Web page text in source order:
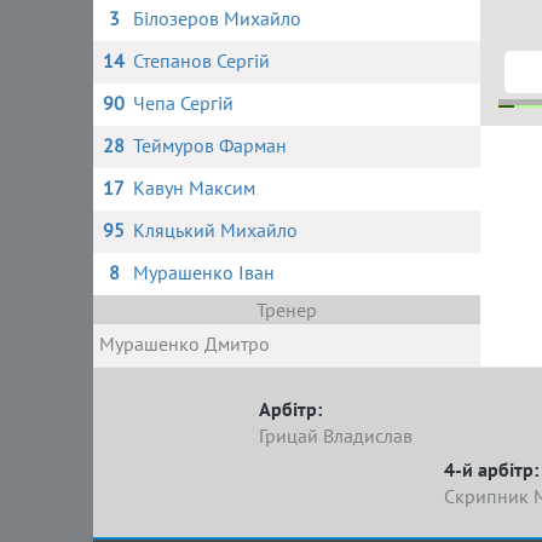
3
Білозеров Михайло
14 Степанов Сергій
90 Чепа Сергій
28 Теймуров Фарман
17 Кавун Максим
95 Кляцький Михайло
8
Мурашенко Іван
Тренер
Мурашенко Дмитро
Арбітр:
Грицай Владислав
4-й арбітр:
Скрипник